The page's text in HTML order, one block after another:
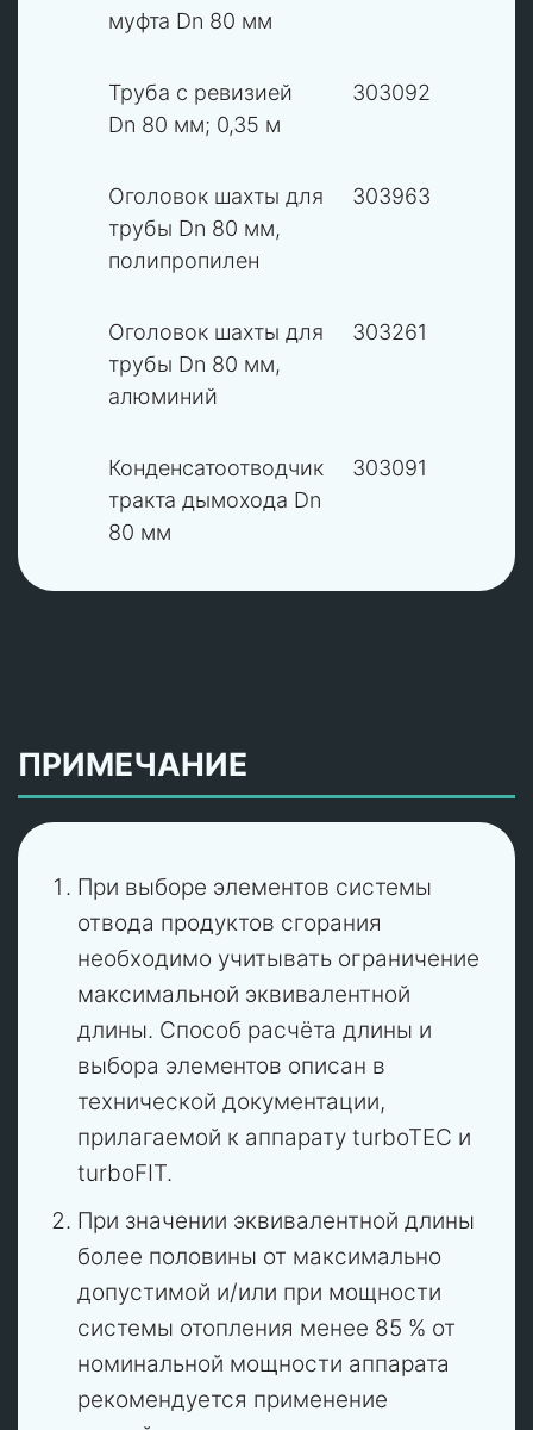
муфта Dn 80 мм
Труба с ревизией
Dn 80 мм; 0,35 м
303092
Оголовок шахты для
трубы Dn 80 мм,
полипропилен
303963
Оголовок шахты для
трубы Dn 80 мм,
алюминий
303261
Конденсатоотводчик
тракта дымохода Dn
80 мм
303091
ПРИМЕЧАНИЕ
При выборе элементов системы
отвода продуктов сгорания
необходимо учитывать ограничение
максимальной эквивалентной
длины. Способ расчёта длины и
выбора элементов описан в
технической документации,
прилагаемой к аппарату turboTEC и
turboFIT.
При значении эквивалентной длины
более половины от максимально
допустимой и/или при мощности
системы отопления менее 85 % от
номинальной мощности аппарата
рекомендуется применение